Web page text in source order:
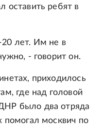
оставить ребят в
лет. Им не в
- говорит он.
приходилось
где над головой
было два отряда
помогал москвич по